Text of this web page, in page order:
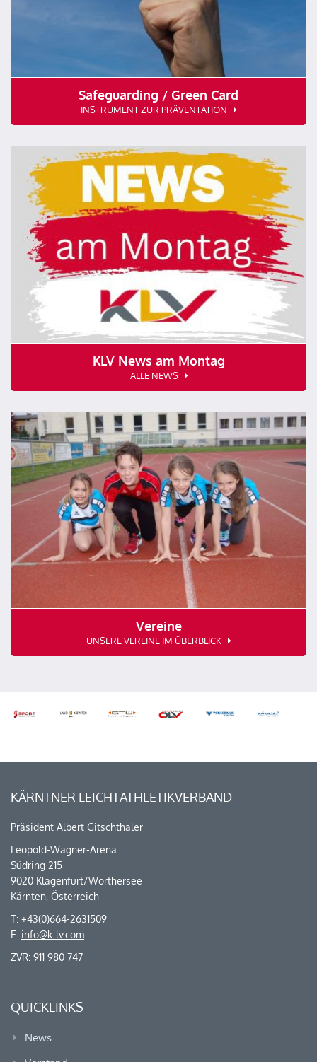
Safeguarding / Green Card
INSTRUMENT ZUR PRÄVENTATION
KLV News am Montag
ALLE NEWS
Vereine
UNSERE VEREINE IM ÜBERBLICK
KÄRNTNER LEICHTATHLETIKVERBAND
Präsident Albert Gitschthaler
Leopold-Wagner-Arena
Südring 215
9020 Klagenfurt/Wörthersee
Kärnten, Österreich
T: +43(0)664-2631509
E: info@k-lv.com
ZVR: 911 980 747
QUICKLINKS
News